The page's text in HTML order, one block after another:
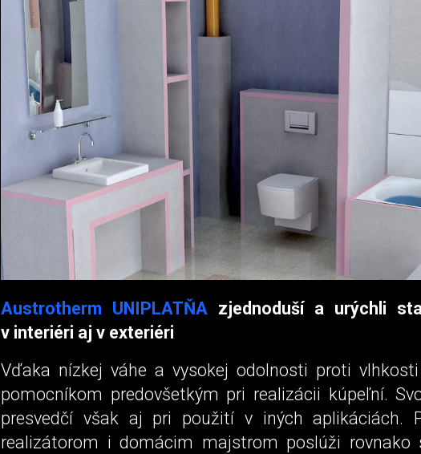
Austrotherm UNIPLATŇA zjednoduší a urýchli
v interiéri aj v exteriéri
Vďaka nízkej váhe a vysokej odolnosti proti
pomocníkom predovšetkým pri realizácii kúpeľní.
presvedčí však aj pri použití v iných aplikáciách.
realizátorom i domácim majstrom poslúži rovnako